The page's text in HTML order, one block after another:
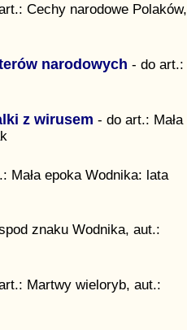
Cechy narodowe Polaków,
narodowych - do art.:
z wirusem - do art.: Mała
Mała epoka Wodnika: lata
znaku Wodnika, aut.:
Martwy wieloryb, aut.: